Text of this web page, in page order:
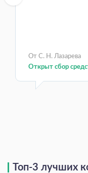
От С. Н. Лазарева
Открыт сбор
Топ-3 лучших